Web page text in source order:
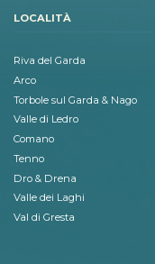
LOCALITÀ
Riva del Garda
Arco
Torbole sul Garda & Nago
Valle di Ledro
Comano
Tenno
Dro & Drena
Valle dei Laghi
Val di Gresta